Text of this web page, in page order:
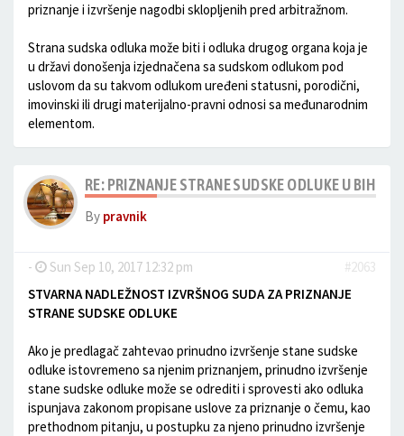
priznanje i izvršenje nagodbi sklopljenih pred arbitražnom.
Strana sudska odluka može biti i odluka drugog organa koja je
u državi donošenja izjednačena sa sudskom odlukom pod
uslovom da su takvom odlukom uređeni statusni, porodični,
imovinski ili drugi materijalno-pravni odnosi sa međunarodnim
elementom.
RE: PRIZNANJE STRANE SUDSKE ODLUKE U BIH
By pravnik
- Sun Sep 10, 2017 12:32 pm
#2063
STVARNA NADLEŽNOST IZVRŠNOG SUDA ZA PRIZNANJE
STRANE SUDSKE ODLUKE
Ako je predlagač zahtevao prinudno izvršenje stane sudske
odluke istovremeno sa njenim priznanjem, prinudno izvršenje
stane sudske odluke može se odrediti i sprovesti ako odluka
ispunjava zakonom propisane uslove za priznanje o čemu, kao
prethodnom pitanju, u postupku za njeno prinudno izvršenje